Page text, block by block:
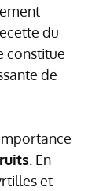
du
constitue
de
. En
et